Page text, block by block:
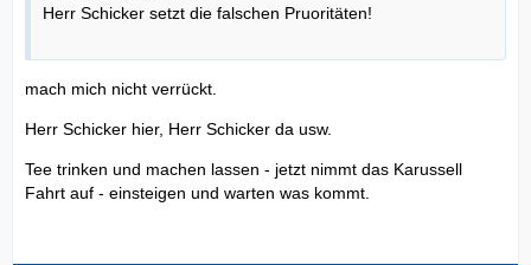
Herr Schicker setzt die falschen Pruoritäten!
mach mich nicht verrückt.
Herr Schicker hier, Herr Schicker da usw.
Tee trinken und machen lassen - jetzt nimmt das Karussell
Fahrt auf - einsteigen und warten was kommt.